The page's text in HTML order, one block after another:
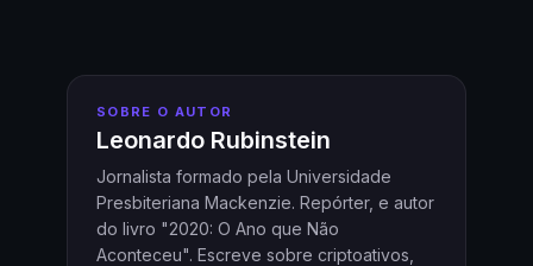
SOBRE O AUTOR
Leonardo Rubinstein
Jornalista formado pela Universidade
Presbiteriana Mackenzie. Repórter, e autor
do livro "2020: O Ano que Não
Aconteceu". Escreve sobre criptoativos,